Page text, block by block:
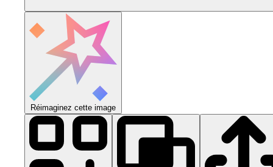
Réimaginez cette image